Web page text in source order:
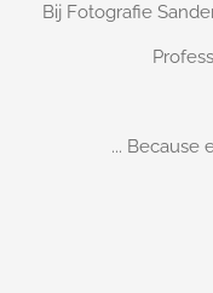
Bij Fotografie
... Because